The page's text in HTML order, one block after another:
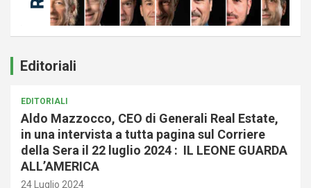
Editoriali
EDITORIALI
Aldo Mazzocco, CEO di Generali Real Estate,
in una intervista a tutta pagina sul Corriere
della Sera il 22 luglio 2024 : IL LEONE GUARDA
ALL’AMERICA
24 Luglio 2024